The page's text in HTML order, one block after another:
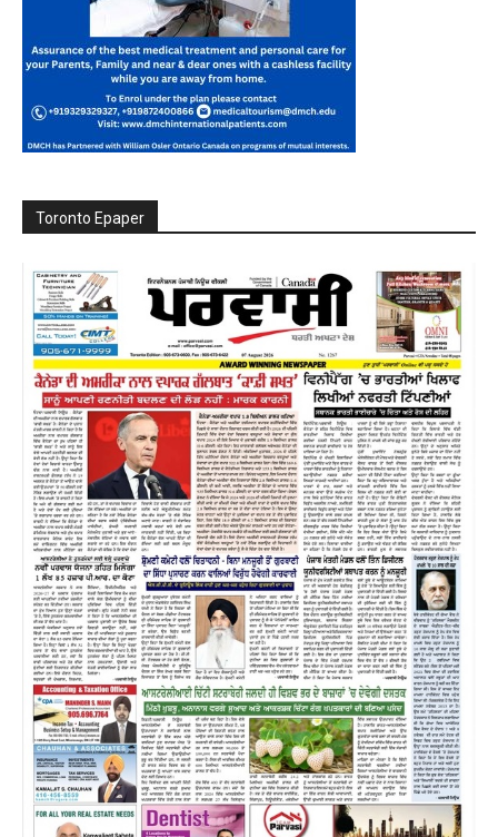
Toronto Epaper